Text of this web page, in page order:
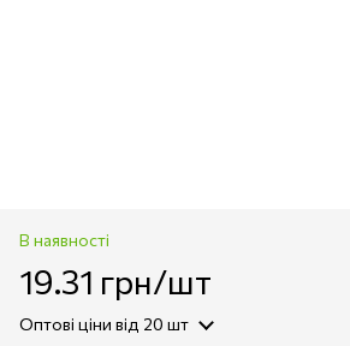
В наявності
19.31 грн/шт
Оптові ціни від 20 шт